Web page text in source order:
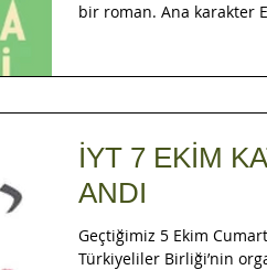
bir roman. Ana karakter
İYT 7 EKİM
ANDI
Geçtiğimiz 5 Ekim
Türkiyeliler Birliği’nin